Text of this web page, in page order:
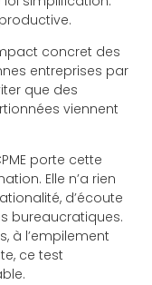
concret des
entreprises par
que des
viennent
porte cette
Elle n’a rien
d’écoute
bureaucratiques.
à l’empilement
ce test